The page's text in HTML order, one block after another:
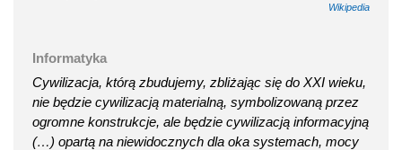
Wikipedia
Informatyka
Cywilizacja, którą zbudujemy, zbliżając się do XXI wieku,
nie będzie cywilizacją materialną, symbolizowaną przez
ogromne konstrukcje, ale będzie cywilizacją informacyjną
(…) opartą na niewidocznych dla oka systemach, mocy